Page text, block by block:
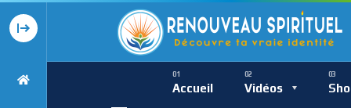
Accueil Vidéos
Présence